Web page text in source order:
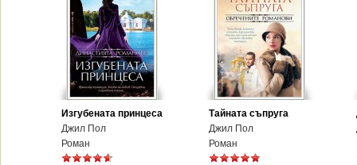
Изгубената принцеса
Джил Пол
Роман
Тайната съпруга
Джил Пол
Роман